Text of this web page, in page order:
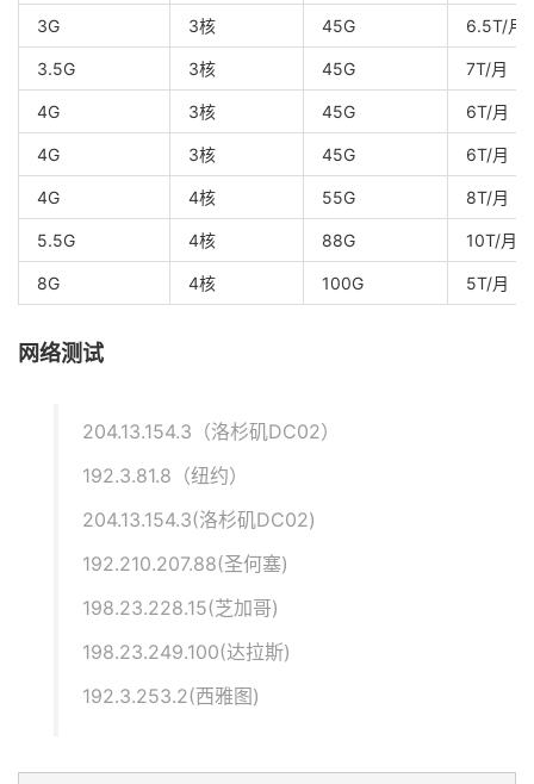
3G 3核 45G 6.5T/月
3.5G 3核 45G 7T/月
4G 3核 45G 6T/月
4G 3核 45G 6T/月
4G 4核 55G 8T/月
5.5G 4核 88G 10T/月
8G 4核 100G 5T/月
网络测试
204.13.154.3（洛杉矶DC02）
192.3.81.8（纽约）
204.13.154.3(洛杉矶DC02)
192.210.207.88(圣何塞)
198.23.228.15(芝加哥)
198.23.249.100(达拉斯)
192.3.253.2(西雅图)